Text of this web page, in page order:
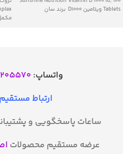
Tablets ویتامین D1000 برند سان
واتساپ:
ارتباط
ساعات پاسخگویی و
عرضه مستقیم محصولات